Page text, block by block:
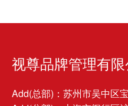
视尊品牌管理有限
Add(总部)：苏州市吴中区